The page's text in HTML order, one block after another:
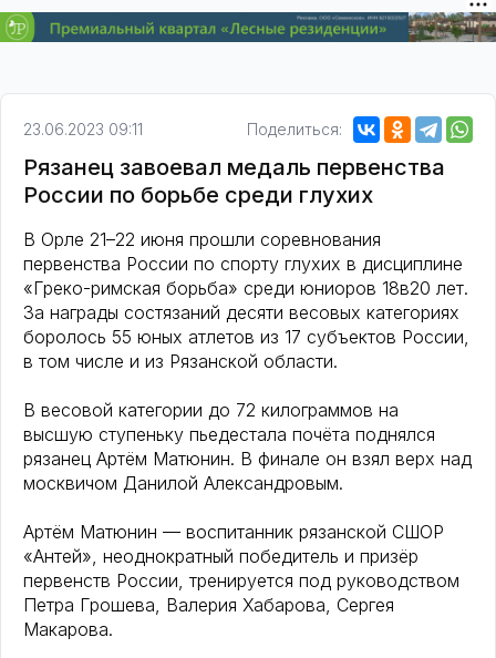
23.06.2023 09:11 Поделиться:
Рязанец завоевал медаль первенства
России по борьбе среди глухих
В Орле 21–22 июня прошли соревнования
первенства России по спорту глухих в дисциплине
«Греко-римская борьба» среди юниоров 18в20 лет.
За награды состязаний десяти весовых категориях
боролось 55 юных атлетов из 17 субъектов России,
в том числе и из Рязанской области.
В весовой категории до 72 килограммов на
высшую ступеньку пьедестала почёта поднялся
рязанец Артём Матюнин. В финале он взял верх над
москвичом Данилой Александровым.
Артём Матюнин — воспитанник рязанской СШОР
«Антей», неоднократный победитель и призёр
первенств России, тренируется под руководством
Петра Грошева, Валерия Хабарова, Сергея
Макарова.